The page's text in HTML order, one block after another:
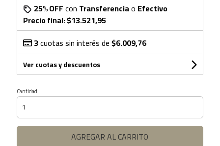
25% OFFcon Transferenciao Efectivo
Precio final:$13.521,95
3cuotas sin interés de$6.009,76
Ver cuotas y descuentos
Cantidad
AGREGAR AL CARRITO